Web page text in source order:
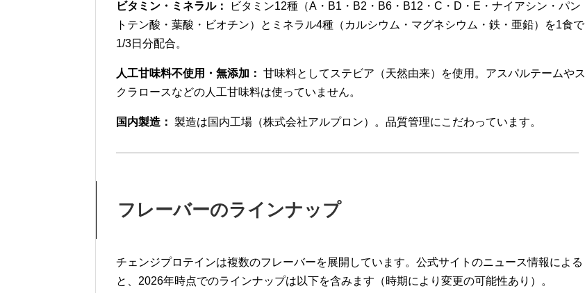
ビタミン・ミネラル：
ビタミン12種（A・B1・B2・B6・B12・C・D・E・ナイアシン・パン
トテン酸・葉酸・ビオチン）とミネラル4種（カルシウム・マグネシウム・鉄・亜鉛）を1食で
1/3日分配合。
人工甘味料不使用・無添加： 甘味料としてステビア（天然由来）を使用。アスパルテームやス
クラロースなどの人工甘味料は使っていません。
国内製造： 製造は国内工場（株式会社アルプロン）。品質管理にこだわっています。
フレーバーのラインナップ
チェンジプロテインは複数のフレーバーを展開しています。公式サイトのニュース情報による
と、2026年時点でのラインナップは以下を含みます（時期により変更の可能性あり）。